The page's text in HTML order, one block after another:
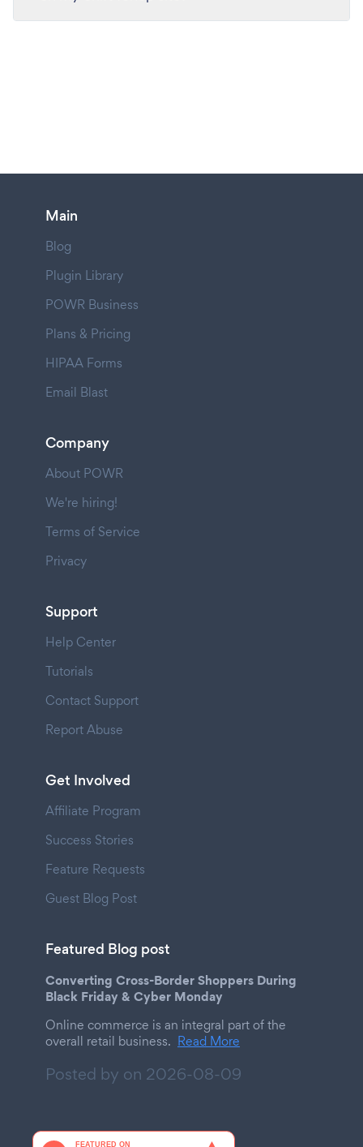
Main
Blog
Plugin Library
POWR Business
Plans & Pricing
HIPAA Forms
Email Blast
Company
About POWR
We're hiring!
Terms of Service
Privacy
Support
Help Center
Tutorials
Contact Support
Report Abuse
Get Involved
Affiliate Program
Success Stories
Feature Requests
Guest Blog Post
Featured Blog post
Converting Cross-Border Shoppers During
Black Friday & Cyber Monday
Online commerce is an integral part of the
overall retail business. Read More
Posted by on 2026-08-09